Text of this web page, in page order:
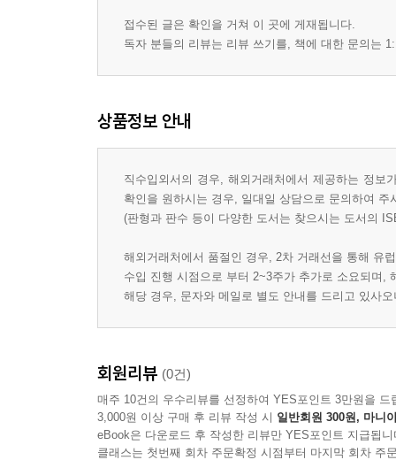
접수된 글은 확인을 거쳐 이 곳에 게재됩니다.
독자 분들의 리뷰는 리뷰 쓰기를, 책에 대한 문의는
상품정보 안내
직수입외서의 경우, 해외거래처에서 제공하는 정
확인을 원하시는 경우, 일대일 상담으로 문의하여 주
(판형과 판수 등이 다양한 도서는 찾으시는 도서의
해외거래처에서 품절인 경우, 2차 거래선을 통해 유
수입 진행 시점으로 부터 2~3주가 추가로 소요되며,
해당 경우, 문자와 메일로 별도 안내를 드리고 있사
회원리뷰 (0건)
매주 10건의 우수리뷰를 선정하여 YES포인트 3만원을 드
3,000원 이상 구매 후 리뷰 작성 시 일반회원 300원, 마니
eBook은 다운로드 후 작성한 리뷰만 YES포인트 지급됩니
클래스는 첫번째 회차 주문확정 시점부터 마지막 회차 주